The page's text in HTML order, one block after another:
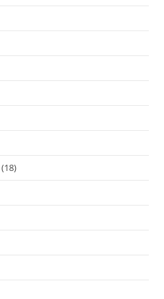
(18)